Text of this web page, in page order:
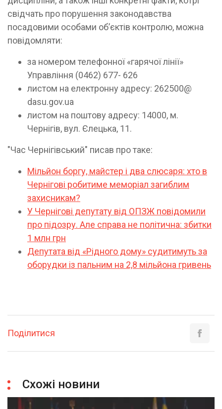
свідчать про порушення законодавства
посадовими особами об’єктів контролю, можна
повідомляти:
за номером телефонної «гарячої лінії»
Управління (0462) 677- 626
листом на електронну адресу: 262500@
dasu.gov.ua
листом на поштову адресу: 14000, м.
Чернігів, вул. Єлецька, 11.
"Час Чернігівський" писав про таке:
Мільйон боргу, майстер і два слюсаря: хто в
Чернігові робитиме меморіал загиблим
захисникам?
У Чернігові депутату від ОПЗЖ повідомили
про підозру. Але справа не політична: збитки
1 млн грн
Депутата від «Рідного дому» судитимуть за
оборудки із пальним на 2,8 мільйона гривень
Поділитися
Схожі новини